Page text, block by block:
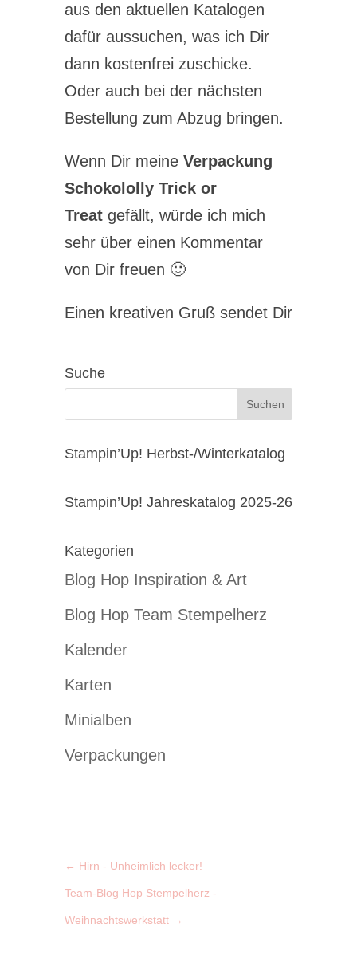
aus den aktuellen Katalogen
dafür aussuchen, was ich Dir
dann kostenfrei zuschicke.
Oder auch bei der nächsten
Bestellung zum Abzug bringen.
Wenn Dir meine Verpackung
Schokololly Trick or
Treatgefällt, würde ich mich
sehr über einen Kommentar
von Dir freuen 🙂
Einen kreativen Gruß sendet Dir
Suche
Stampin’Up! Herbst-/Winterkatalog
Stampin’Up! Jahreskatalog 2025-26
Kategorien
Blog Hop Inspiration & Art
Blog Hop Team Stempelherz
Kalender
Karten
Minialben
Verpackungen
← Hirn - Unheimlich lecker!
Team-Blog Hop Stempelherz -
Weihnachtswerkstatt→